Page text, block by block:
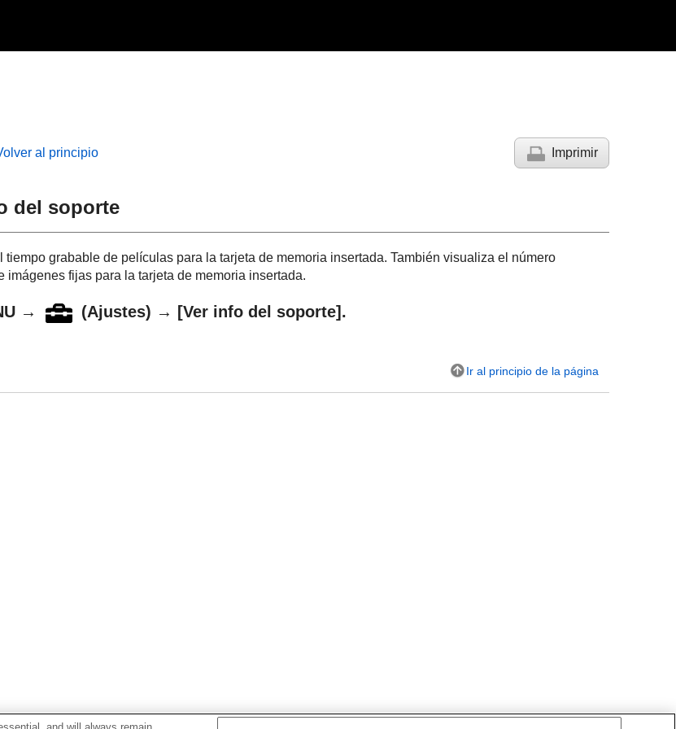
al principio Imprimir
del soporte
tiempo grabable de películas para la tarjeta de memoria insertada. También visualiza el número
imágenes fijas para la tarjeta de memoria insertada.
→ (Ajustes) → [Ver info del soporte] .
Ir al principio de la página